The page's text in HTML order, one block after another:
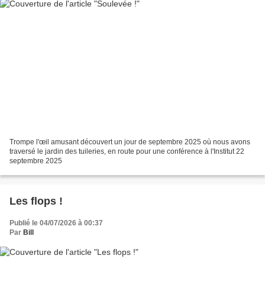
Trompe l'œil amusant découvert un jour de septembre 2025 où nous avons
traversé le jardin des tuileries, en route pour une conférence à l'Institut 22
septembre 2025
Les flops !
Publié le 04/07/2026 à 00:37
Par Bill